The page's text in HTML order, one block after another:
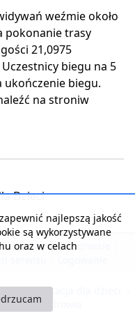
weźmie około
pokonanie trasy
21,0975
biegu na 5
ukończenie biegu.
na stroniw
| Reklama w serwisie
- Rehabilitacja dla dzieci
dla zdrowia
najlepszą jakość
są wykorzystywane
oraz w celach